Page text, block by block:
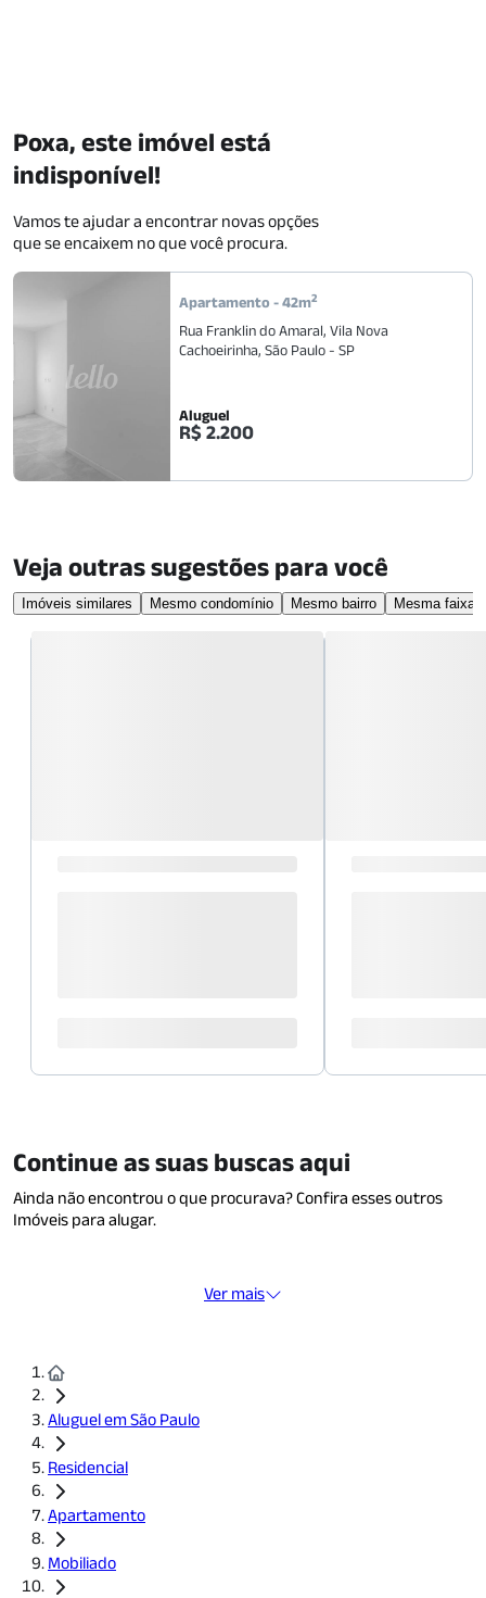
Apartamento -42m2
Rua Franklin do Amaral, Vila Nova
Cachoeirinha, São Paulo - SP
Aluguel
R$ 2.200
Poxa, este imóvel está
indisponível!
Vamos te ajudar a encontrar novas opções
que se encaixem no que você procura.
Veja outras sugestões para você
Imóveis similares Mesmo condomínio Mesmo bairro Mesma faixa
Continue as suas buscas aqui
Ainda não encontrou o que procurava? Confira esses outros
Imóveis para alugar.
Ver mais
Aluguel em São Paulo
Residencial
Apartamento
Mobiliado